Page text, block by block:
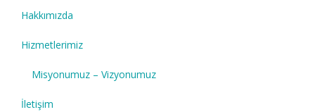
Hakkımızda
Hizmetlerimiz
Misyonumuz – Vizyonumuz
İletişim